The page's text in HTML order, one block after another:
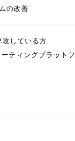
の改善
攻している方
ティングプラットフ